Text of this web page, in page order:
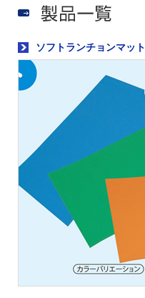
ソフトランチョンマット